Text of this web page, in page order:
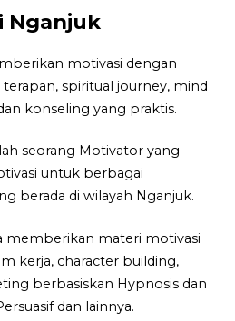
Nganjuk
motivasi dengan
spiritual journey, mind
konseling yang praktis.
seorang Motivator yang
untuk berbagai
berada di wilayah Nganjuk.
memberikan materi motivasi
kerja, character building,
berbasiskan Hypnosis dan
dan lainnya.